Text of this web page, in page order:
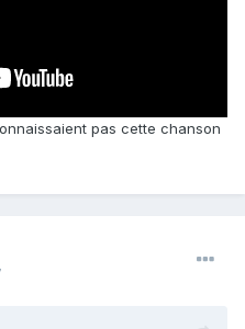
pas cette chanson